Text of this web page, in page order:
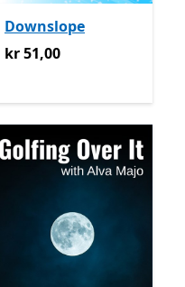
Downslope
kr 51,00
kr 51,00